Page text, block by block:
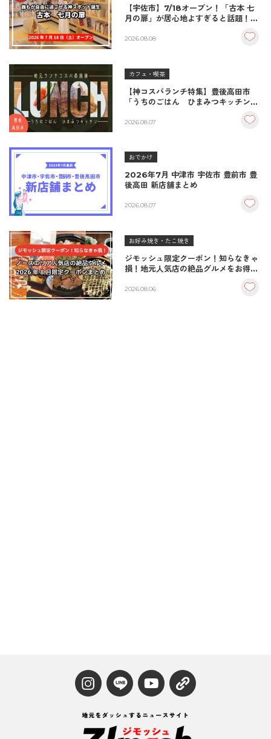
【宇佐市】7/18オープン！「古本 七
月の扉」が居心地よすぎると話題！絶
至福の読書空間
2026.08.08
カフェ・喫茶
【神コスパランチ特集】豊後高田市
「うちのごはん ひまみつキッチン」
＆生姜焼き！
2026.08.07
おでかけ
2026年7月 中津市 宇佐市 豊前市 豊
後高田 新店舗まとめ
2026.08.07
お好み焼き・たこ焼き
ジモッシュ限定クーポン！知らなきゃ
損！地元人気店の絶品グルメをお得に
2026.08.06